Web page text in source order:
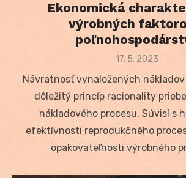
Ekonomická
výrobných
Posted
17. 5. 2023
Návratnosť vynaložených
dôležitý princíp racionality
nákladového procesu. Súvisí s
efektívnosti reprodukčného
opakovateľnosti výrobného